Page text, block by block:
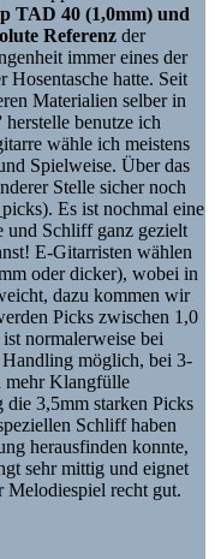
TAD 40 (1,0mm) und
Referenz der
immer eines der
Hosentasche hatte. Seit
Materialien selber in
herstelle benutze ich
wähle ich meistens
Spielweise. Über das
Stelle sicher noch
Es ist nochmal eine
und Schliff ganz gezielt
E-Gitarristen wählen
oder dicker), wobei in
dazu kommen wir
Picks zwischen 1,0
normalerweise bei
Handling möglich, bei 3-
mehr Klangfülle
3,5mm starken Picks
Schliff haben
herausfinden konnte,
sehr mittig und eignet
Melodiespiel recht gut.